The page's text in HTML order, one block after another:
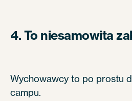
4. To niesamowita
Wychowawcy to po prostu
campu.